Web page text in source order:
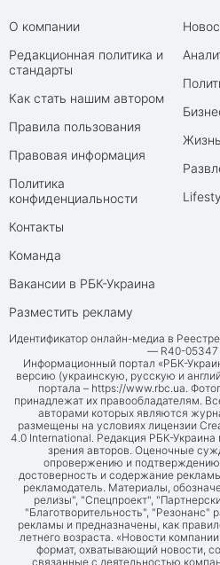
О компании
Редакционная политика и
стандарты
Как стать нашим автором
Правила пользования
Правовая информация
Политика
конфиденциальности
Контакты
Команда
Вакансии в РБК-Украина
Разместить рекламу
Жизнь
Идентификатор онлайн-медиа в
— R40-05347
Информационный портал «РБК-
версию (украинскую, русскую и
портала – https://www.rbc.ua.
принадлежат их правообладателям.
авторами которых являются
размещены на условиях лицензии
4.0 International. Редакция РБК-Украина
зрения авторов. Оценочные
опровержению и подтверждению
достоверность и содержание
рекламодатель. Материалы,
релизы", "Спецпроект",
"Благотворительность", "Резонанс"
рекламы и предназначены, как
летнего возраста. «Новости
формат, охватывающий новости,
связанные с деятельностью